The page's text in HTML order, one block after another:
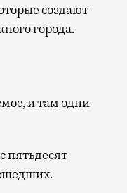
создают
города.
и там одни
пятьдесят